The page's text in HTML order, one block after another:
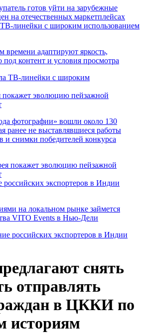
ТВ-линейки с широким использованием
времени адаптируют яркость,
под контент и условия просмотра
покажет эволюцию пейзажной
фотографии» вошли около 130
ранее не выставлявшиеся работы
и снимки победителей конкурса
экспортеров в Индии
на локальном рынке займется
VITO Events в Нью-Дели
снять
отправлять
в ЦККИ по
историям